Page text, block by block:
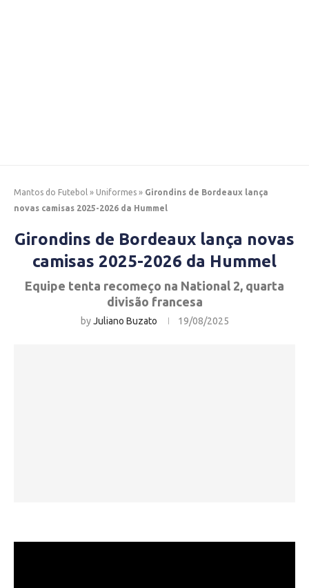
Mantos do Futebol » Uniformes » Girondins de Bordeaux lança
novas camisas 2025-2026 da Hummel
Girondins de Bordeaux lança novas
camisas 2025-2026 da Hummel
Equipe tenta recomeço na National 2, quarta
divisão francesa
byJuliano Buzato 19/08/2025